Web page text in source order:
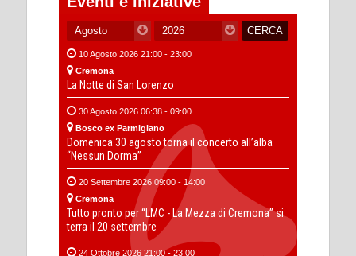
10 Agosto 2026 21:00 - 23:00
Cremona
La Notte di San Lorenzo
30 Agosto 2026 06:38 - 09:00
Bosco ex Parmigiano
Domenica 30 agosto torna il concerto all’alba
“Nessun Dorma”
20 Settembre 2026 09:00 - 14:00
Cremona
Tutto pronto per “LMC - La Mezza di Cremona” si
terra il 20 settembre
24 Ottobre 2026 21:00 - 23:00